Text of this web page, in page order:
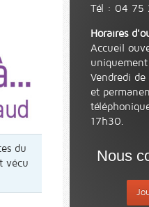
du
vécu
Tél : 04 75
Horaires
Accueil
Vendredi
et
17h30.
Nous